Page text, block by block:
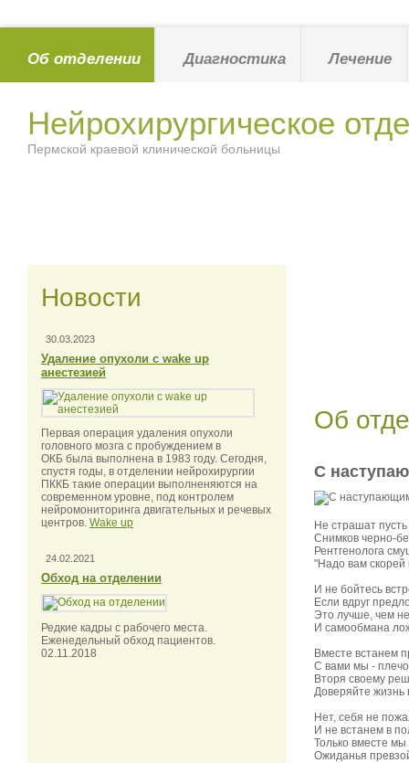
Об отделении Диагностика Лечение
Нейрохирургическое
Пермской краевой клинической больницы
Новости
30.03.2023
Удаление опухоли с wake up
анестезией
Первая операция удаления опухоли
головного мозга с пробуждением в
ОКБ была выполнена в 1983 году. Сегодня,
спустя годы, в отделении нейрохирургии
ПККБ такие операции выполненяются на
современном уровне, под контролем
нейромониторинга двигательных и речевых
центров. Wake up
24.02.2021
Обход на отделении
Редкие кадры с рабочего места.
Еженедельный обход пациентов.
02.11.2018
Об
С
Не страшат
Снимков черно-
Рентгенолога
"Надо вам скорей
И не бойтесь
Если вдруг
Это лучше, чем
И самообмана
Вместе встанем
С вами мы -
Вторя своему
Доверяйте жизнь
Нет, себя не
И не встанем в
Только вместе
Ожиданья